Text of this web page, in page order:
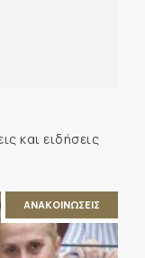
και ειδήσεις
ΑΝΑΚΟΙΝΩΣΕΙΣ